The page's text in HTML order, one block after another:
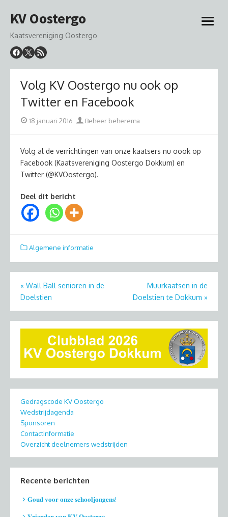
naar
inhoud
KV Oostergo
Kaatsvereniging Oostergo
open
Volg KV Oostergo nu ook op
Twitter en Facebook
Geplaatst
18 januari 2016 Auteur
Beheer beherema
Volg al de verrichtingen van onze kaatsers nu oook op
Facebook (Kaatsvereniging Oostergo Dokkum) en
Twitter (@KVOostergo).
Deel dit bericht
Algemene informatie
Bericht
navigatie
« Wall Ball senioren in de
Doelstien
Muurkaatsen in de
Doelstien te Dokkum »
Gedragscode KV Oostergo
Wedstrijdagenda
Sponsoren
Contactinformatie
Overzicht deelnemers wedstrijden
Recente berichten
𝐆𝐨𝐮𝐝 𝐯𝐨𝐨𝐫 𝐨𝐧𝐳𝐞 𝐬𝐜𝐡𝐨𝐨𝐥𝐣𝐨𝐧𝐠𝐞𝐧𝐬!